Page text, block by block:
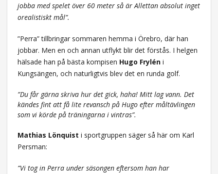
jobba med spelet över 60 meter så är Allettan absolut inget
orealistiskt mål”.
”Perra” tillbringar sommaren hemma i Örebro, där han
jobbar. Men en och annan utflykt blir det förstås. I helgen
hälsade han på bästa kompisen Hugo Fryléni
Kungsängen, och naturligtvis blev det en runda golf.
”Du får gärna skriva hur det gick, haha! Mitt lag vann. Det
kändes fint att få lite revansch på Hugo efter måltävlingen
som vi körde på träningarna i vintras”.
Mathias Lönquist i sportgruppen säger så här om Karl
Persman:
”Vi tog in Perra under säsongen eftersom han har